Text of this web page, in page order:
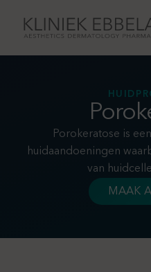
Porokeratose is
huidaandoeningen
van
MAAK